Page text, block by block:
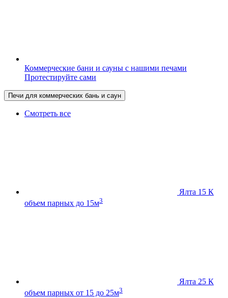
Коммерческие бани и сауны с нашими печами
Протестируйте сами
Печи для коммерческих бань и саун
Смотреть все
Ялта 15 К
объем парных до 15м3
Ялта 25 К
объем парных от 15 до 25м3